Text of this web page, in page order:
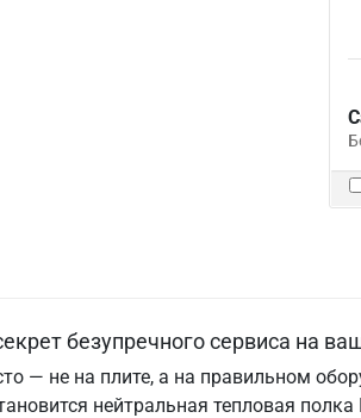
безупречного сервиса на
— не на плите, а на правильном
нейтральная тепловая